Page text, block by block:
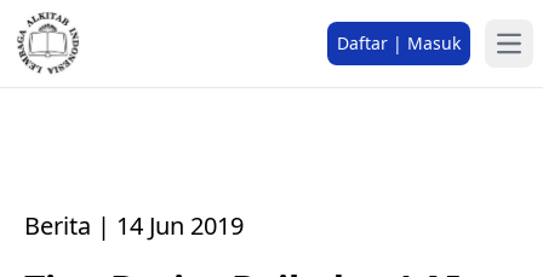
Daftar | Masuk
Berita | 14 Jun 2019